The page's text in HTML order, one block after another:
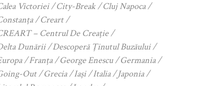
Victoriei
City-Break
Cluj Napoca
Creart
– Centrul De Creație
Dunării
Descoperă Ținutul Buzăului
Franța George Enescu
Germania
Out
Grecia Iași Italia
Japonia